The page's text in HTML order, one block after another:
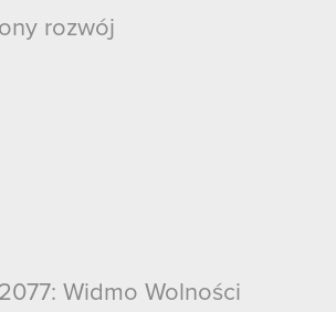
rozwój
Widmo Wolności